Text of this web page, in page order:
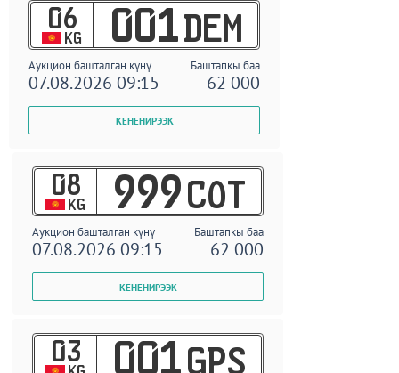
06
KG 001 DEM
Аукцион башталган күнү Баштапкы баа
07.08.2026 09:15 62 000
08
KG 999 COT
Аукцион башталган күнү Баштапкы баа
07.08.2026 09:15 62 000
03 001 GPS